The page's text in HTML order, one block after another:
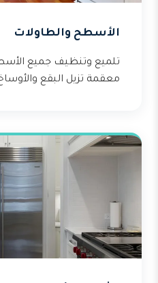
الأسطح والطاولات
تلميع وتنظيف جميع
معقمة تزيل البقع